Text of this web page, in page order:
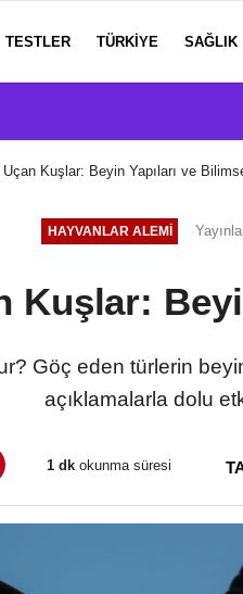
TESTLER TÜRKIYE SAĞLIK
Kuşlar: Beyin Yapıları ve
HAYVANLAR ALEMI
Kuşlar:
Göç eden türlerin
açıklamalarla dolu
1 dk okunma süresi